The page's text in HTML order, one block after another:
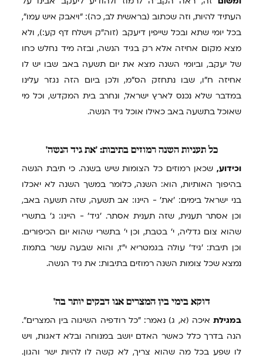
העתיד להיות, וזה שכתוב (בראשית לב, כה): "ויאבק איש עמו",
בכל יומי שתא ובכל שייפין דיעקב (זוה"ק וישלח דף קע:), ולא
מצא מקום אחיזה אלא רק בגיד הנשה, ובזה מיד נחלש כחו
של יעקב, וביומי השנה מצא את יום תשעה באב שבו יש לו
אחיזה ח"ו, שבו נתחזק הס"מ, ולכן ביום הזה נגזר עלינו
במדבר שלא נכנס לארץ ישראל, ונחרב בית המקדש, וכל מי
שאוכל בתשעה באב כאילו אוכל גיד הנשה.
כל תעניות השנה רמוזים בתיבות: 'את גיד הנשה'
וכידוע, שכאן רמוזים כל הצומות שיש בשנה. כי תיבת הנשה
בהיפוך האותיות, הוא: השנה, כלומר במשך השנה לא יאכלו
בני ישראל בימים: 'את' - היינו: אב תשעה, שזה תשעה באב,
וכן אסתר תענית, שזה תענית אסתר. 'גיד' - היינו: ג' בתשרי
שהוא צום גדליה, י' בטבת, וכן י' בתשרי שהוא יום הכיפורים.
וכן תיבת: 'גיד' עולה בגמטריא י"ז, והוא שבעה עשר בתמוז.
נמצא שכל צומות השנה רמוזים בתיבות: את גיד הנשה.
דוקא בימי בין המצרים אנו דבקים יותר בה'
במגילת איכה (א, ג) נאמר: "כל רודפיה השיגוה בין המצרים".
הנה בדרך כלל כאשר האדם יושב במנוחה ובלא דאגות, ויש
לו שפע בכל מה שהוא צריך, לא קשה לו להיות ישר והגון.